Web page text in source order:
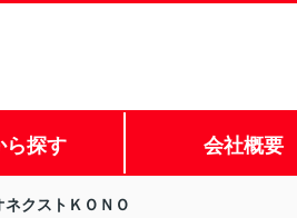
ら探す 会社概要
ネクストＫＯＮＯ